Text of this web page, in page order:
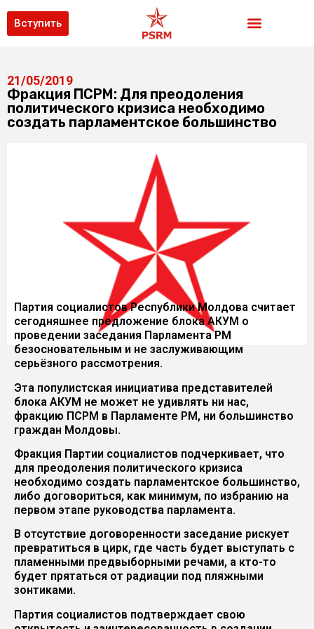
Вступить
21/05/2019
Фракция ПСРМ: Для преодоления
политического кризиса необходимо
создать парламентское большинство
Партия социалистов Республики Молдова считает
сегодняшнее предложение блока АКУМ о
проведении заседания Парламента РМ
безосновательным и не заслуживающим
серьёзного рассмотрения.
Эта популистская инициатива представителей
блока АКУМ не может не удивлять ни нас,
фракцию ПСРМ в Парламенте РМ, ни большинство
граждан Молдовы.
Фракция Партии социалистов подчеркивает, что
для преодоления политического кризиса
необходимо создать парламентское большинство,
либо договориться, как минимум, по избранию на
первом этапе руководства парламента.
В отсутствиe договоренности заседание рискует
превратиться в цирк, где часть будет выступать с
пламенными предвыборными речами, а кто-то
будет прятаться от радиации под пляжными
зонтиками.
Партия социалистов подтверждает свою